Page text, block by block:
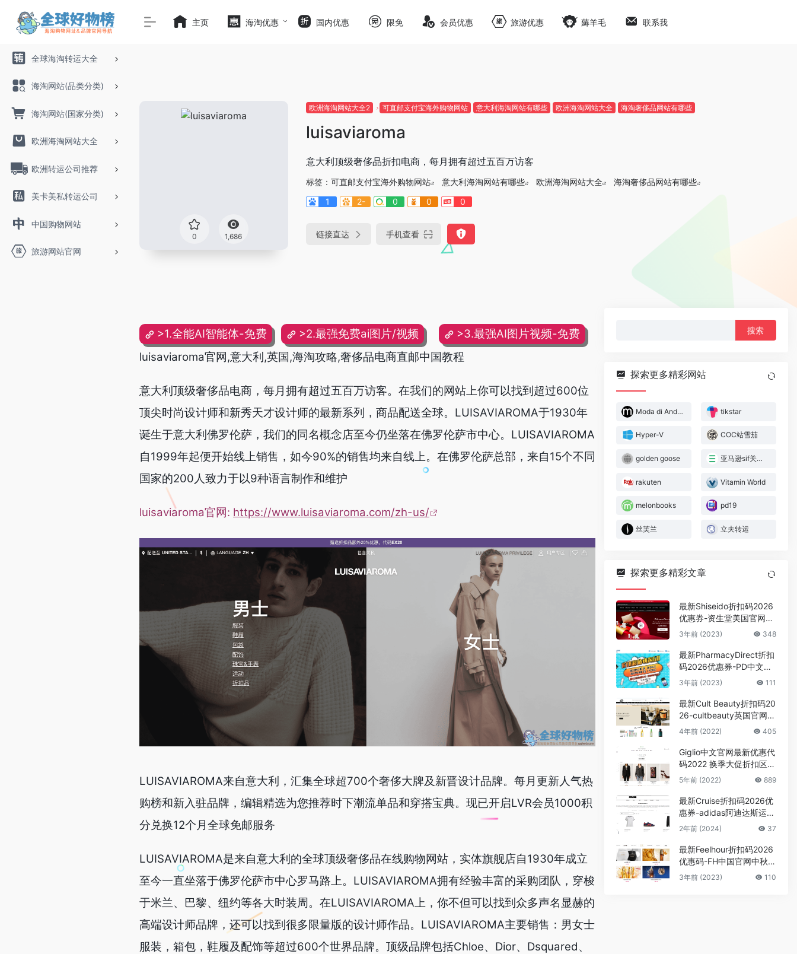
全球海淘转运大全
海淘网站(品类分类)
海淘网站(国家分类)
欧洲海淘网站大全
欧洲转运公司推荐
美卡美私转运公司
中国购物网站
旅游网站官网
主页 海淘优惠 国内优惠 限免 会员优惠 旅游优惠 薅羊毛 联系我
0 1,686
欧洲海淘网站大全2 可直邮支付宝海外购物网站 意大利海淘网站有哪些 欧洲海淘网站大全 海淘奢侈品网站有哪些
luisaviaroma
意大利顶级奢侈品折扣电商，每月拥有超过五百万访客
标签： 可直邮支付宝海外购物网站 意大利海淘网站有哪些 欧洲海淘网站大全
海淘奢侈品网站有哪些
1
2- 0 0 0
链接直达 手机查看
>1.全能AI智能体-免费 >2.最强免费ai图片/视频
>3.最强AI图片视频-免费
luisaviaroma官网,意大利,英国,海淘攻略,奢侈品电商直邮中国教程
意大利顶级奢侈品电商，每月拥有超过五百万访客。在我们的网站上你可以找到超过600位
顶尖时尚设计师和新秀天才设计师的最新系列，商品配送全球。LUISAVIAROMA于1930年
诞生于意大利佛罗伦萨，我们的同名概念店至今仍坐落在佛罗伦萨市中心。LUISAVIAROMA
自1999年起便开始线上销售，如今90%的销售均来自线上。在佛罗伦萨总部，来自15个不同
国家的200人致力于以9种语言制作和维护
luisaviaroma官网: https://www.luisaviaroma.com/zh-us/
LUISAVIAROMA来自意大利，汇集全球超700个奢侈大牌及新晋设计品牌。每月更新人气热
购榜和新入驻品牌，编辑精选为您推荐时下潮流单品和穿搭宝典。现已开启LVR会员1000积
分兑换12个月全球免邮服务
LUISAVIAROMA是来自意大利的全球顶级奢侈品在线购物网站，实体旗舰店自1930年成立
至今一直坐落于佛罗伦萨市中心罗马路上。LUISAVIAROMA拥有经验丰富的采购团队，穿梭
于米兰、巴黎、纽约等各大时装周。在LUISAVIAROMA上，你不但可以找到众多声名显赫的
高端设计师品牌，还可以找到很多限量版的设计师作品。LUISAVIAROMA主要销售：男女士
服装，箱包，鞋履及配饰等超过600个世界品牌。顶级品牌包括Chloe、Dior、Dsquared、
探索更多精彩网站
Moda di Andrea tikstar
Hyper-V COC站雪茄
golden goose 亚马逊sif关键词插件
rakuten Vitamin World
melonbooks pd19
丝芙兰 立夫转运
探索更多精彩文章
最新Shiseido折扣码2026
优惠券-资生堂美国官网满
$125送自选7件套
3年前 (2023) 348
最新PharmacyDirect折扣
码2026优惠券-PD中文官
网新西兰仓3件92折/5件8
3年前 (2023) 111
最新Cult Beauty折扣码20
26-cultbeauty英国官网全
场最高享受额外8折促销直
4年前 (2022) 405
Giglio中文官网最新优惠代
码2022 换季大促折扣区低
至5折 可直邮
5年前 (2022) 889
最新Cruise折扣码2026优
惠券-adidas阿迪达斯运动
鞋服低至3折
2年前 (2024) 37
最新Feelhour折扣码2026
优惠码-FH中国官网中秋特
惠7.5折，包税免邮中国
3年前 (2023) 110